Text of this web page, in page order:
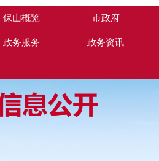
保山概览 市政府
政务服务 政务资讯